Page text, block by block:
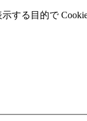
する⽬的で